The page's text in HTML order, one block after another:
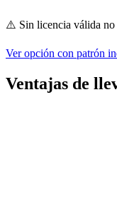
⚠️ Sin licencia válida no
Ver opción con patrón
Ventajas de